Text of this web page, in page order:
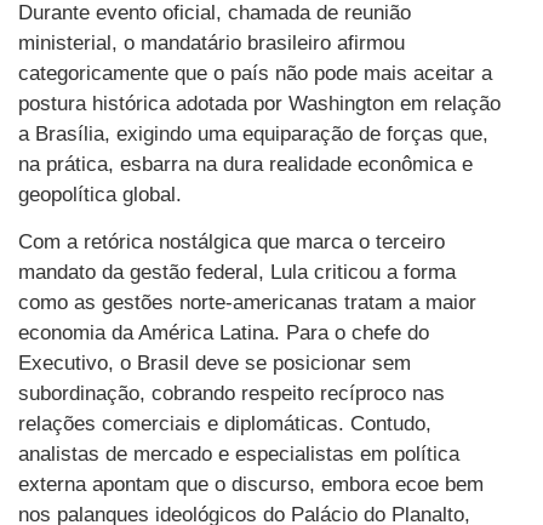
Durante evento oficial, chamada de reunião
ministerial, o mandatário brasileiro afirmou
categoricamente que o país não pode mais aceitar a
postura histórica adotada por Washington em relação
a Brasília, exigindo uma equiparação de forças que,
na prática, esbarra na dura realidade econômica e
geopolítica global.
Com a retórica nostálgica que marca o terceiro
mandato da gestão federal, Lula criticou a forma
como as gestões norte-americanas tratam a maior
economia da América Latina. Para o chefe do
Executivo, o Brasil deve se posicionar sem
subordinação, cobrando respeito recíproco nas
relações comerciais e diplomáticas. Contudo,
analistas de mercado e especialistas em política
externa apontam que o discurso, embora ecoe bem
nos palanques ideológicos do Palácio do Planalto,